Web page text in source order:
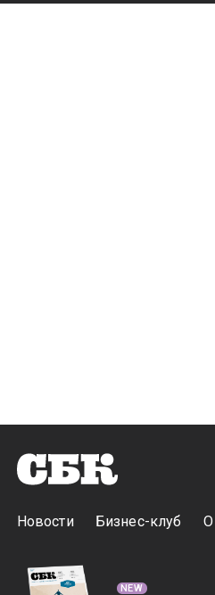
Новости Бизнес-клуб О
NEW